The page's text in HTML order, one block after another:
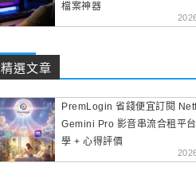
檔案神器
精選文章
PremLogin 省錢便宜訂閱
Gemini Pro 影音串流合租平
學 + 心得評價